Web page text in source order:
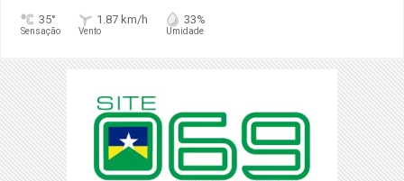
35°
Sensação
1.87 km/h
Vento
33%
Umidade